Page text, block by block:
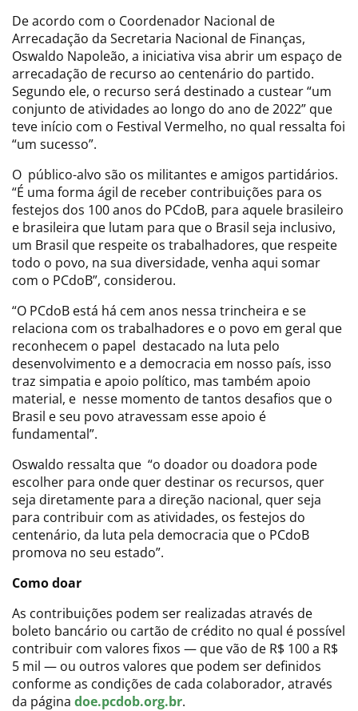
De acordo com o Coordenador Nacional de
Arrecadação da Secretaria Nacional de Finanças,
Oswaldo Napoleão, a iniciativa visa abrir um espaço de
arrecadação de recurso ao centenário do partido.
Segundo ele, o recurso será destinado a custear “um
conjunto de atividades ao longo do ano de 2022” que
teve início com o Festival Vermelho, no qual ressalta foi
“um sucesso”.
O público-alvo são os militantes e amigos partidários.
“É uma forma ágil de receber contribuições para os
festejos dos 100 anos do PCdoB, para aquele brasileiro
e brasileira que lutam para que o Brasil seja inclusivo,
um Brasil que respeite os trabalhadores, que respeite
todo o povo, na sua diversidade, venha aqui somar
com o PCdoB”, considerou.
“O PCdoB está há cem anos nessa trincheira e se
relaciona com os trabalhadores e o povo em geral que
reconhecem o papel destacado na luta pelo
desenvolvimento e a democracia em nosso país, isso
traz simpatia e apoio político, mas também apoio
material, e nesse momento de tantos desafios que o
Brasil e seu povo atravessam esse apoio é
fundamental”.
Oswaldo ressalta que “o doador ou doadora pode
escolher para onde quer destinar os recursos, quer
seja diretamente para a direção nacional, quer seja
para contribuir com as atividades, os festejos do
centenário, da luta pela democracia que o PCdoB
promova no seu estado”.
Como doar
As contribuições podem ser realizadas através de
boleto bancário ou cartão de crédito no qual é possível
contribuir com valores fixos — que vão de R$ 100 a R$
5 mil — ou outros valores que podem ser definidos
conforme as condições de cada colaborador, através
da página doe.pcdob.org.br.